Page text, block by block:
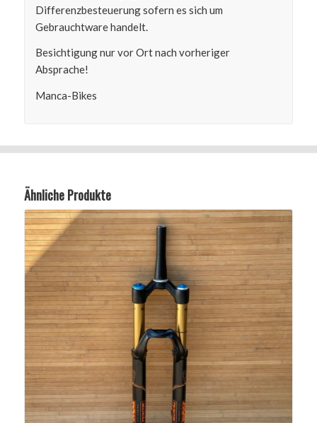
Differenzbesteuerung sofern es sich um
Gebrauchtware handelt.
Besichtigung nur vor Ort nach vorheriger
Absprache!
Manca-Bikes
Ähnliche Produkte